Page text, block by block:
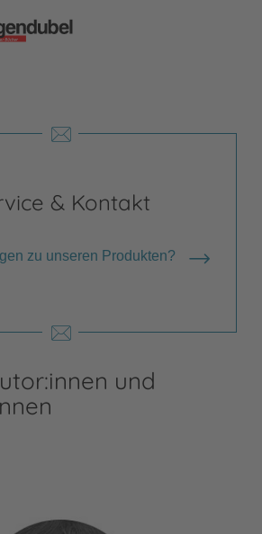
& Kontakt
zu unseren Produkten?
und